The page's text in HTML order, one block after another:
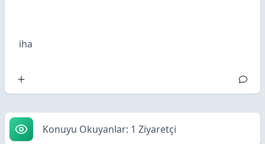
iha
Konuyu Okuyanlar: 1 Ziyaretçi